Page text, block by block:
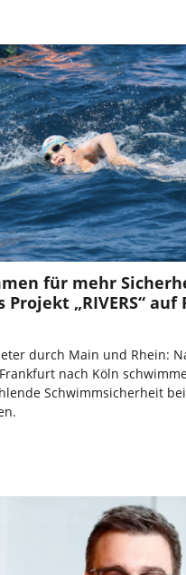
für mehr
„RIVERS“ auf
durch Main und Rhein:
nach Köln
Schwimmsicherheit